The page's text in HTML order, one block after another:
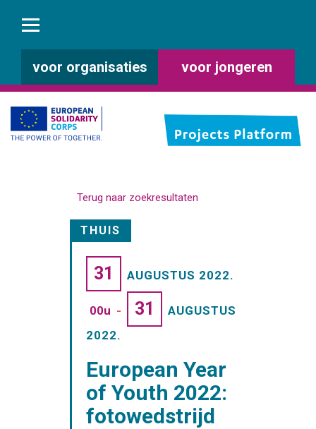
voor organisaties voor jongeren
Terug naar zoekresultaten
THUIS
31 AUGUSTUS 2022.
00u - 31
AUGUSTUS
2022.
European Year
of Youth 2022:
fotowedstrijd